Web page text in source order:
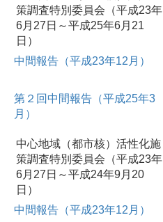
策調査特別委員会（平成23年
6月27日～平成25年6月21
日）
中間報告（平成23年12月）
第２回中間報告（平成25年3
月）
中心地域（都市核）活性化施
策調査特別委員会（平成23年
6月27日～平成24年9月20
日）
中間報告（平成23年12月）